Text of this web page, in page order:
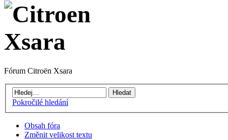
Fórum Citroën Xsara
Pokročilé hledání
Obsah fóra
Změnit velikost textu